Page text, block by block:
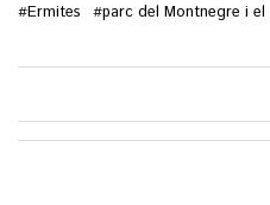
#Ermites #parc del Montnegre i
M'agrada